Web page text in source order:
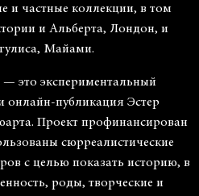
и частные коллекции, в том
и Альберта, Лондон, и
Майами.
— это экспериментальный
публикация Эстер
Проект профинансирован
сюрреалистические
с целью показать историю, в
роды, творческие и